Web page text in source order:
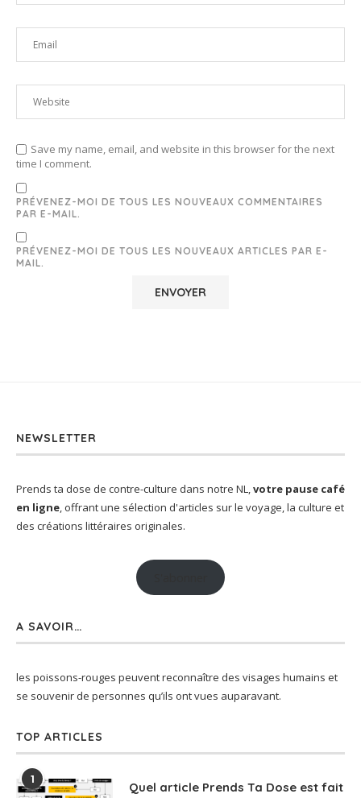
Save my name, email, and website in this browser for the next
time I comment.
PRÉVENEZ-MOI DE TOUS LES NOUVEAUX COMMENTAIRES
PAR E-MAIL.
PRÉVENEZ-MOI DE TOUS LES NOUVEAUX ARTICLES PAR E-
MAIL.
NEWSLETTER
Prends ta dose de contre-culture dans notre NL,votre pause café
en ligne, offrant une sélection d'articles sur le voyage, la culture et
des créations littéraires originales.
A SAVOIR…
les poissons-rouges peuvent reconnaître des visages humains et
se souvenir de personnes qu’ils ont vues auparavant.
TOP ARTICLES
1
Quel article Prends Ta Dose est fait